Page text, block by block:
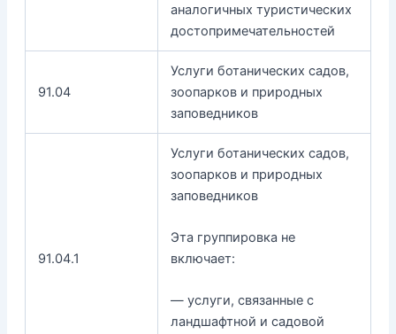
аналогичных туристических
достопримечательностей
91.04
Услуги ботанических садов,
зоопарков и природных
заповедников
91.04.1
Услуги ботанических садов,
зоопарков и природных
заповедников
Эта группировка не
включает:
— услуги, связанные с
ландшафтной и садовой